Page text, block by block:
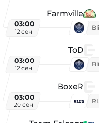
Farmville
03:00
12 сен
ToD
03:00
12 сен
BoxeR
03:00
20 сен